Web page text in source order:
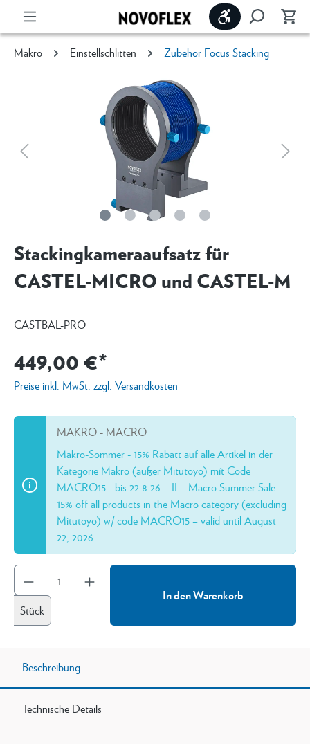
Werkzeugleiste
Makro Einstellschlitten Zubehör Focus Stacking
Stackingkameraaufsatz für
CASTEL-MICRO und CASTEL-M
CASTBAL-PRO
449,00 €*
Preise inkl. MwSt. zzgl. Versandkosten
MAKRO - MACRO
Makro-Sommer - 15% Rabatt auf alle Artikel in der
Kategorie Makro (außer Mitutoyo) mít Code
MACRO15 - bis 22.8.26 ...II... Macro Summer Sale –
15% off all products in the Macro category (excluding
Mitutoyo) w/ code MACRO15 – valid until August
22, 2026.
Stück
In den Warenkorb
Beschreibung
Technische Details